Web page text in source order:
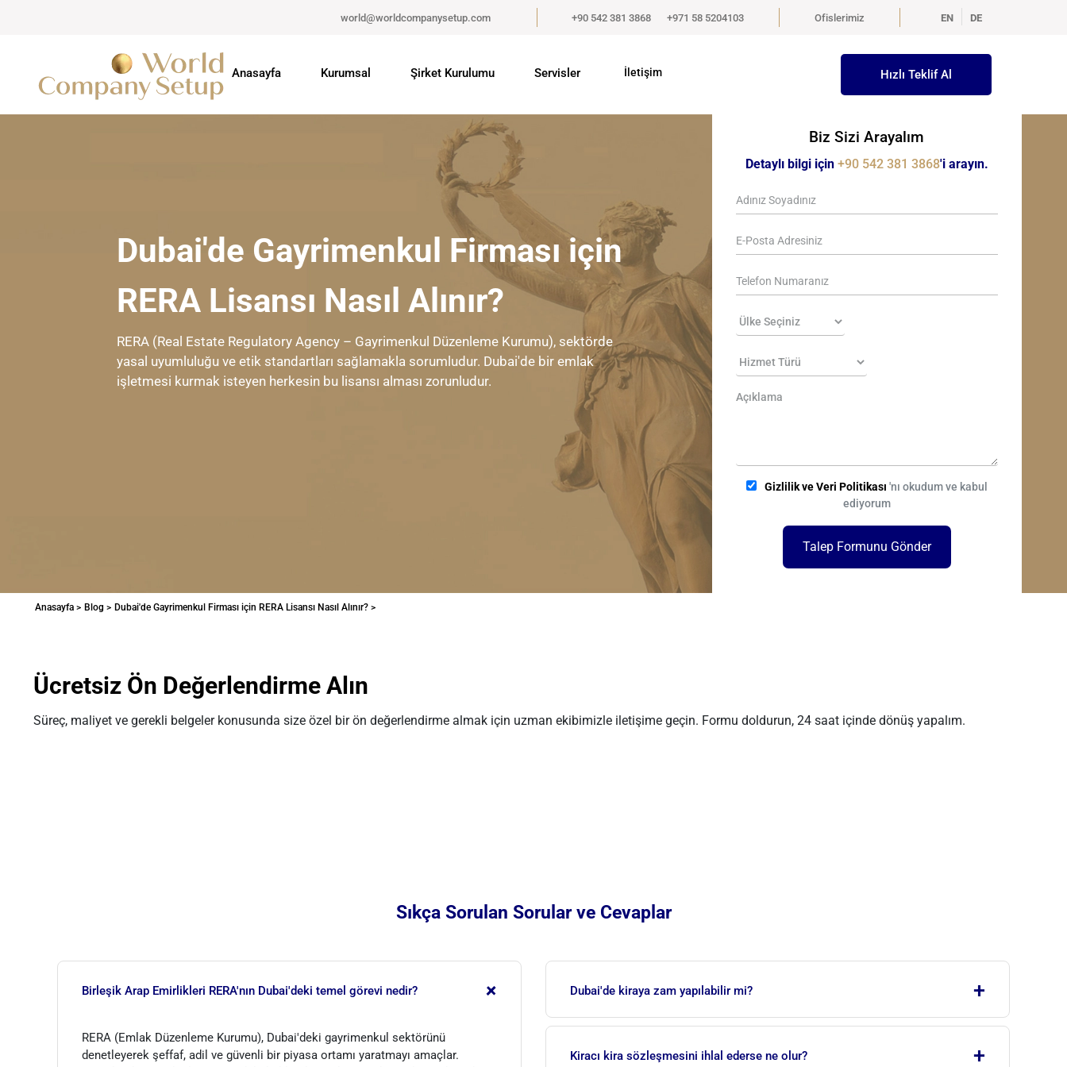
world@worldcompanysetup.com +90 542 381 3868 +971 58 5204103 Ofislerimiz EN DE
Anasayfa Kurumsal Şirket Kurulumu Servisler İletişim Hızlı Teklif Al
Dubai'de Gayrimenkul Firması için
RERA Lisansı Nasıl Alınır?
RERA (Real Estate Regulatory Agency – Gayrimenkul Düzenleme Kurumu), sektörde
yasal uyumluluğu ve etik standartları sağlamakla sorumludur. Dubai'de bir emlak
işletmesi kurmak isteyen herkesin bu lisansı alması zorunludur.
Biz Sizi Arayalım
Detaylı bilgi için +90 542 381 3868'i arayın.
Gizlilik ve Veri Politikası 'nı okudum ve kabul
ediyorum
Talep Formunu Gönder
Anasayfa > Blog > Dubai'de Gayrimenkul Firması için RERA Lisansı Nasıl Alınır? >
Ücretsiz Ön Değerlendirme Alın
Süreç, maliyet ve gerekli belgeler konusunda size özel bir ön değerlendirme almak için uzman ekibimizle iletişime geçin. Formu doldurun, 24 saat içinde dönüş yapalım.
Sıkça Sorulan Sorular ve Cevaplar
Birleşik Arap Emirlikleri RERA'nın Dubai'deki temel görevi nedir? +
RERA (Emlak Düzenleme Kurumu), Dubai'deki gayrimenkul sektörünü
denetleyerek şeffaf, adil ve güvenli bir piyasa ortamı yaratmayı amaçlar.
Dubai'de kiraya zam yapılabilir mi? +
yapılabilir. Dubai Kira Yasası, kira artışlarını sınırlandırarak hem kiracıyı hem de
Kiracı kira sözleşmesini ihlal ederse ne olur? +